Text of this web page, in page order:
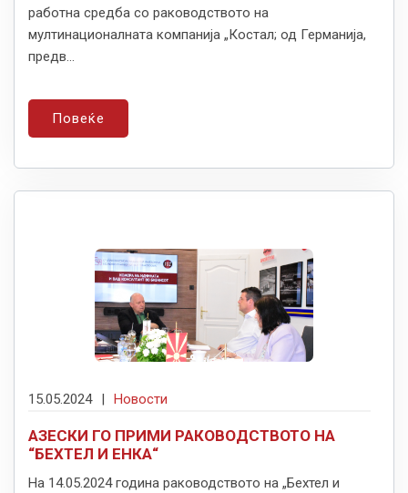
работна средба со раководството на
мултинационалната компанија „Костал; од Германија,
предв...
Повеќе
15.05.2024 Новости
АЗЕСКИ ГО ПРИМИ РАКОВОДСТВОТО НА
“БЕХТЕЛ И ЕНКА“
На 14.05.2024 година раководството на „Бехтел и